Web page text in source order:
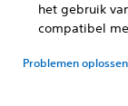
het gebruik
compatibel
Problemen